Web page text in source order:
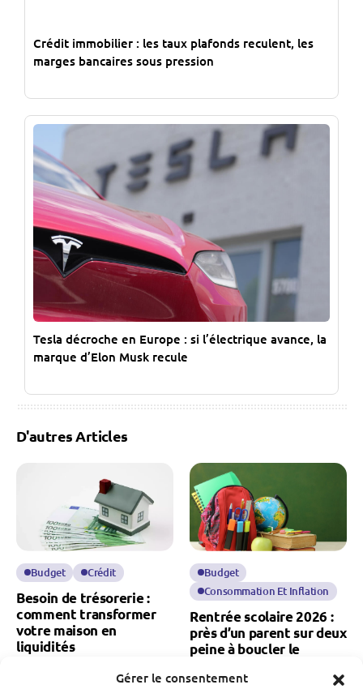
Gérer le consentement
Crédit immobilier : les taux plafonds reculent, les
marges bancaires sous pression
Tesla décroche en Europe : si l’électrique avance, la
marque d’Elon Musk recule
D'autres Articles
Budget Crédit
Besoin de trésorerie :
comment transformer
votre maison en
liquidités
Budget
Consommation Et Inflation
Rentrée scolaire 2026 :
près d’un parent sur deux
peine à boucler le